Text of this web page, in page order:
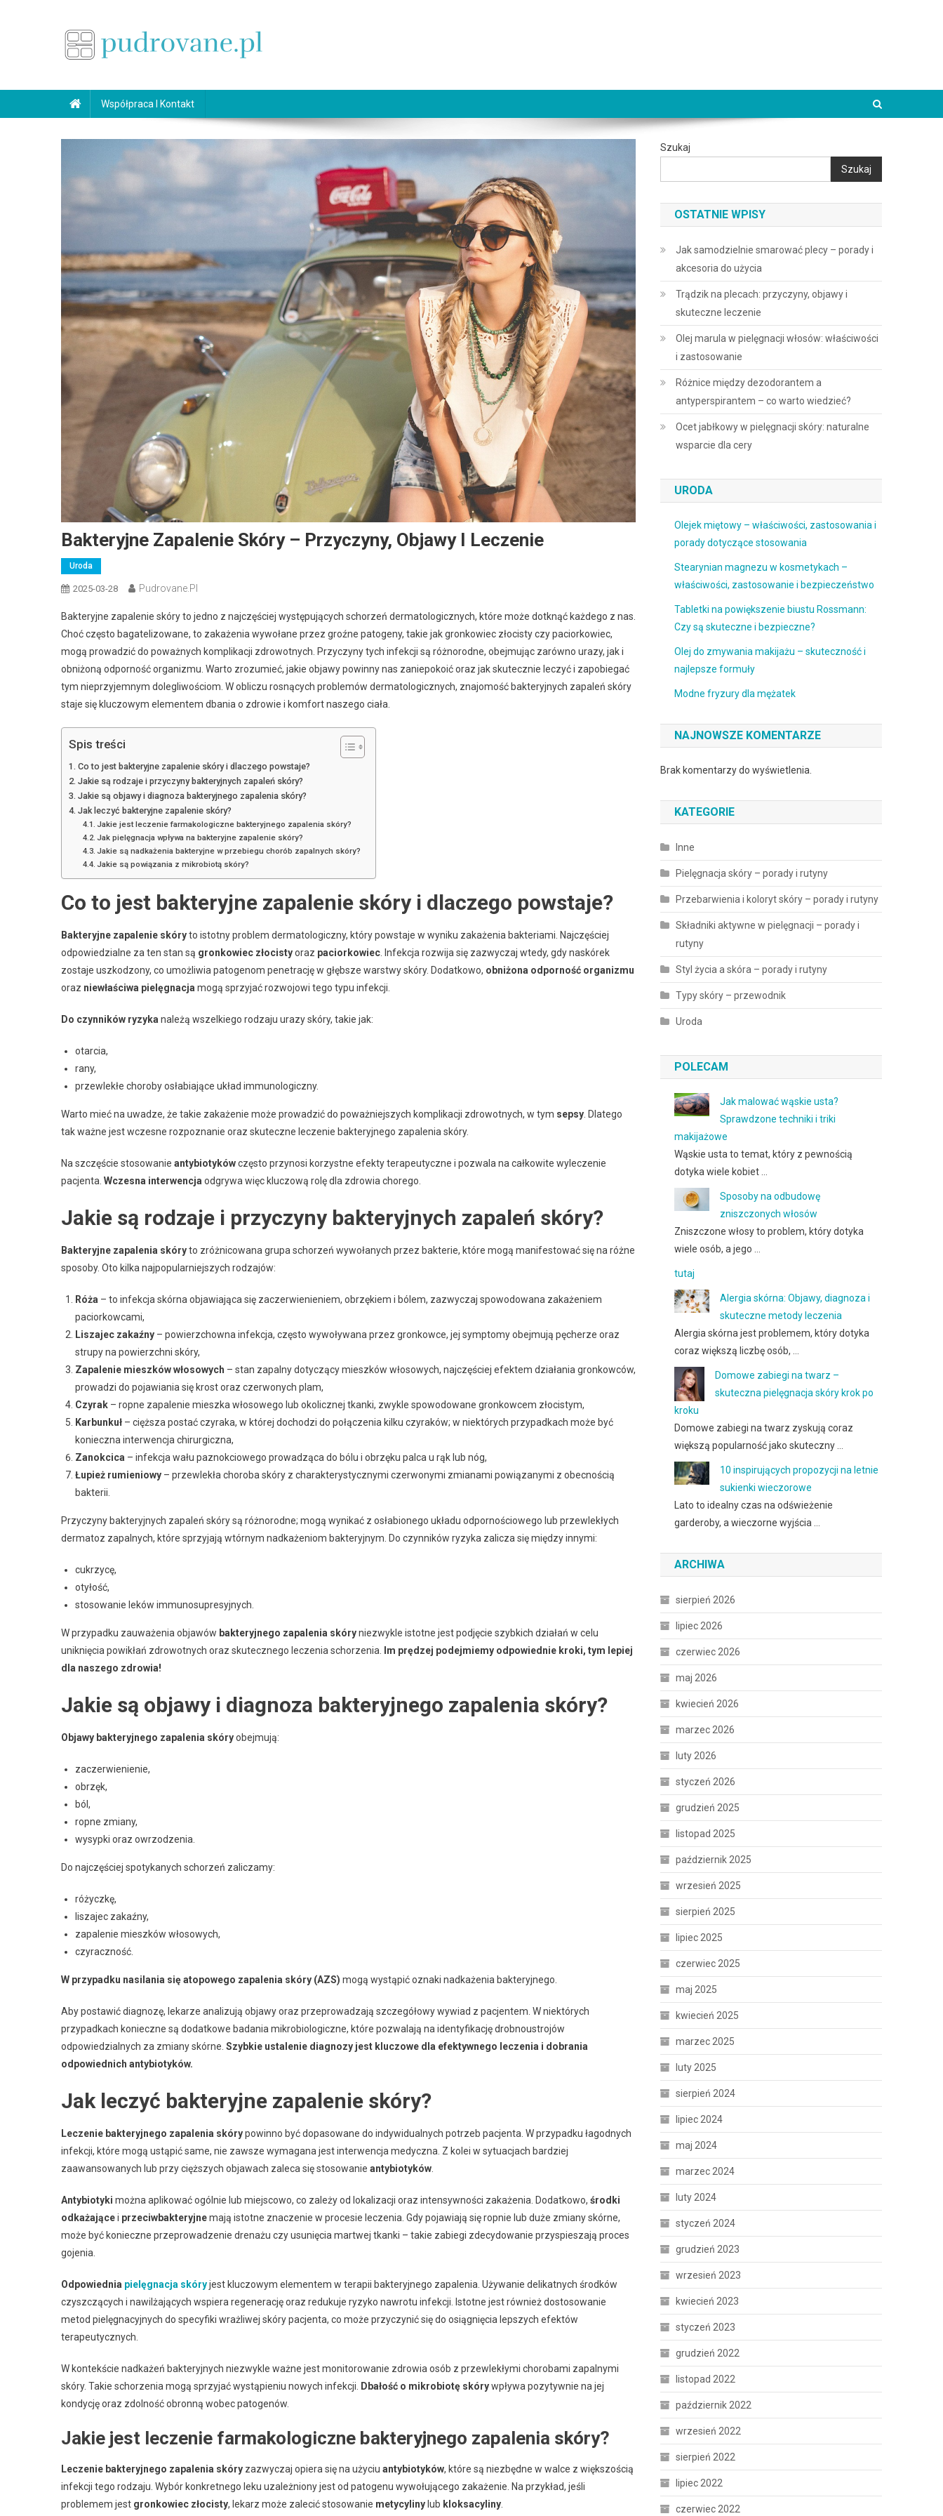
Współpraca I Kontakt
Bakteryjne Zapalenie Skóry – Przyczyny, Objawy I Leczenie
Uroda
2025-03-28 Pudrovane.pl
Bakteryjne zapalenie skóry to jedno z najczęściej występujących schorzeń dermatologicznych, które może dotknąć każdego z nas.
Choć często bagatelizowane, to zakażenia wywołane przez groźne patogeny, takie jak gronkowiec złocisty czy paciorkowiec,
mogą prowadzić do poważnych komplikacji zdrowotnych. Przyczyny tych infekcji są różnorodne, obejmując zarówno urazy, jak i
obniżoną odporność organizmu. Warto zrozumieć, jakie objawy powinny nas zaniepokoić oraz jak skutecznie leczyć i zapobiegać
tym nieprzyjemnym dolegliwościom. W obliczu rosnących problemów dermatologicznych, znajomość bakteryjnych zapaleń skóry
staje się kluczowym elementem dbania o zdrowie i komfort naszego ciała.
Spis treści
Co to jest bakteryjne zapalenie skóry i dlaczego powstaje?
Jakie są rodzaje i przyczyny bakteryjnych zapaleń skóry?
Jakie są objawy i diagnoza bakteryjnego zapalenia skóry?
Jak leczyć bakteryjne zapalenie skóry?
Jakie jest leczenie farmakologiczne bakteryjnego zapalenia skóry?
Jak pielęgnacja wpływa na bakteryjne zapalenie skóry?
Jakie są nadkażenia bakteryjne w przebiegu chorób zapalnych skóry?
Jakie są powiązania z mikrobiotą skóry?
Co to jest bakteryjne zapalenie skóry i dlaczego powstaje?
Bakteryjne zapalenie skóryto istotny problem dermatologiczny, który powstaje w wyniku zakażenia bakteriami. Najczęściej
odpowiedzialne za ten stan są gronkowiec złocistyoraz paciorkowiec. Infekcja rozwija się zazwyczaj wtedy, gdy naskórek
zostaje uszkodzony, co umożliwia patogenom penetrację w głębsze warstwy skóry. Dodatkowo, obniżona odporność organizmu
oraz niewłaściwa pielęgnacjamogą sprzyjać rozwojowi tego typu infekcji.
Do czynników ryzykanależą wszelkiego rodzaju urazy skóry, takie jak:
otarcia,
rany,
przewlekłe choroby osłabiające układ immunologiczny.
Warto mieć na uwadze, że takie zakażenie może prowadzić do poważniejszych komplikacji zdrowotnych, w tym sepsy. Dlatego
tak ważne jest wczesne rozpoznanie oraz skuteczne leczenie bakteryjnego zapalenia skóry.
Na szczęście stosowanie antybiotykówczęsto przynosi korzystne efekty terapeutyczne i pozwala na całkowite wyleczenie
pacjenta. Wczesna interwencjaodgrywa więc kluczową rolę dla zdrowia chorego.
Jakie są rodzaje i przyczyny bakteryjnych zapaleń skóry?
Bakteryjne zapalenia skóryto zróżnicowana grupa schorzeń wywołanych przez bakterie, które mogą manifestować się na różne
sposoby. Oto kilka najpopularniejszych rodzajów:
Róża – to infekcja skórna objawiająca się zaczerwienieniem, obrzękiem i bólem, zazwyczaj spowodowana zakażeniem
paciorkowcami,
Liszajec zakaźny – powierzchowna infekcja, często wywoływana przez gronkowce, jej symptomy obejmują pęcherze oraz
strupy na powierzchni skóry,
Zapalenie mieszków włosowych – stan zapalny dotyczący mieszków włosowych, najczęściej efektem działania gronkowców,
prowadzi do pojawiania się krost oraz czerwonych plam,
Czyrak – ropne zapalenie mieszka włosowego lub okolicznej tkanki, zwykle spowodowane gronkowcem złocistym,
Karbunkuł – cięższa postać czyraka, w której dochodzi do połączenia kilku czyraków; w niektórych przypadkach może być
konieczna interwencja chirurgiczna,
Zanokcica – infekcja wału paznokciowego prowadząca do bólu i obrzęku palca u rąk lub nóg,
Łupież rumieniowy – przewlekła choroba skóry z charakterystycznymi czerwonymi zmianami powiązanymi z obecnością
bakterii.
Przyczyny bakteryjnych zapaleń skóry są różnorodne; mogą wynikać z osłabionego układu odpornościowego lub przewlekłych
dermatoz zapalnych, które sprzyjają wtórnym nadkażeniom bakteryjnym. Do czynników ryzyka zalicza się między innymi:
cukrzycę,
otyłość,
stosowanie leków immunosupresyjnych.
W przypadku zauważenia objawów bakteryjnego zapalenia skóryniezwykle istotne jest podjęcie szybkich działań w celu
uniknięcia powikłań zdrowotnych oraz skutecznego leczenia schorzenia. Im prędzej podejmiemy odpowiednie kroki, tym lepiej
dla naszego zdrowia!
Jakie są objawy i diagnoza bakteryjnego zapalenia skóry?
Objawy bakteryjnego zapalenia skóryobejmują:
zaczerwienienie,
obrzęk,
ból,
ropne zmiany,
wysypki oraz owrzodzenia.
Do najczęściej spotykanych schorzeń zaliczamy:
różyczkę,
liszajec zakaźny,
zapalenie mieszków włosowych,
czyraczność.
W przypadku nasilania się atopowego zapalenia skóry (AZS) mogą wystąpić oznaki nadkażenia bakteryjnego.
Aby postawić diagnozę, lekarze analizują objawy oraz przeprowadzają szczegółowy wywiad z pacjentem. W niektórych
przypadkach konieczne są dodatkowe badania mikrobiologiczne, które pozwalają na identyfikację drobnoustrojów
odpowiedzialnych za zmiany skórne. Szybkie ustalenie diagnozy jest kluczowe dla efektywnego leczenia i dobrania
odpowiednich antybiotyków.
Jak leczyć bakteryjne zapalenie skóry?
Leczenie bakteryjnego zapalenia skórypowinno być dopasowane do indywidualnych potrzeb pacjenta. W przypadku łagodnych
infekcji, które mogą ustąpić same, nie zawsze wymagana jest interwencja medyczna. Z kolei w sytuacjach bardziej
zaawansowanych lub przy cięższych objawach zaleca się stosowanie antybiotyków.
Antybiotyki można aplikować ogólnie lub miejscowo, co zależy od lokalizacji oraz intensywności zakażenia. Dodatkowo, środki
odkażającei przeciwbakteryjnemają istotne znaczenie w procesie leczenia. Gdy pojawiają się ropnie lub duże zmiany skórne,
może być konieczne przeprowadzenie drenażu czy usunięcia martwej tkanki – takie zabiegi zdecydowanie przyspieszają proces
gojenia.
Odpowiednia pielęgnacja skóryjest kluczowym elementem w terapii bakteryjnego zapalenia. Używanie delikatnych środków
czyszczących i nawilżających wspiera regenerację oraz redukuje ryzyko nawrotu infekcji. Istotne jest również dostosowanie
metod pielęgnacyjnych do specyfiki wrażliwej skóry pacjenta, co może przyczynić się do osiągnięcia lepszych efektów
terapeutycznych.
W kontekście nadkażeń bakteryjnych niezwykle ważne jest monitorowanie zdrowia osób z przewlekłymi chorobami zapalnymi
skóry. Takie schorzenia mogą sprzyjać wystąpieniu nowych infekcji. Dbałość o mikrobiotę skórywpływa pozytywnie na jej
kondycję oraz zdolność obronną wobec patogenów.
Jakie jest leczenie farmakologiczne bakteryjnego zapalenia skóry?
Leczenie bakteryjnego zapalenia skóry zazwyczaj opiera się na użyciu antybiotyków, które są niezbędne w walce z większością
infekcji tego rodzaju. Wybór konkretnego leku uzależniony jest od patogenu wywołującego zakażenie. Na przykład, jeśli
problemem jest gronkowiec złocisty, lekarz może zalecić stosowanie metycyliny lub kloksacyliny.
Szukaj
Szukaj
OSTATNIE WPISY
Jak samodzielnie smarować plecy – porady i
akcesoria do użycia
Trądzik na plecach: przyczyny, objawy i
skuteczne leczenie
Olej marula w pielęgnacji włosów: właściwości
i zastosowanie
Różnice między dezodorantem a
antyperspirantem – co warto wiedzieć?
Ocet jabłkowy w pielęgnacji skóry: naturalne
wsparcie dla cery
URODA
Olejek miętowy – właściwości, zastosowania i
porady dotyczące stosowania
Stearynian magnezu w kosmetykach –
właściwości, zastosowanie i bezpieczeństwo
Tabletki na powiększenie biustu Rossmann:
Czy są skuteczne i bezpieczne?
Olej do zmywania makijażu – skuteczność i
najlepsze formuły
Modne fryzury dla mężatek
NAJNOWSZE KOMENTARZE
Brak komentarzy do wyświetlenia.
KATEGORIE
Inne
Pielęgnacja skóry – porady i rutyny
Przebarwienia i koloryt skóry – porady i rutyny
Składniki aktywne w pielęgnacji – porady i
rutyny
Styl życia a skóra – porady i rutyny
Typy skóry – przewodnik
Uroda
POLECAM
Jak malować wąskie usta?
Sprawdzone techniki i triki
makijażowe
Wąskie usta to temat, który z pewnością
dotyka wiele kobiet …
Sposoby na odbudowę
zniszczonych włosów
Zniszczone włosy to problem, który dotyka
wiele osób, a jego …
tutaj
Alergia skórna: Objawy, diagnoza i
skuteczne metody leczenia
Alergia skórna jest problemem, który dotyka
coraz większą liczbę osób, …
Domowe zabiegi na twarz –
skuteczna pielęgnacja skóry krok po
kroku
Domowe zabiegi na twarz zyskują coraz
większą popularność jako skuteczny …
10 inspirujących propozycji na letnie
sukienki wieczorowe
Lato to idealny czas na odświeżenie
garderoby, a wieczorne wyjścia …
ARCHIWA
sierpień 2026
lipiec 2026
czerwiec 2026
maj 2026
kwiecień 2026
marzec 2026
luty 2026
styczeń 2026
grudzień 2025
listopad 2025
październik 2025
wrzesień 2025
sierpień 2025
lipiec 2025
czerwiec 2025
maj 2025
kwiecień 2025
marzec 2025
luty 2025
sierpień 2024
lipiec 2024
maj 2024
marzec 2024
luty 2024
styczeń 2024
grudzień 2023
wrzesień 2023
kwiecień 2023
styczeń 2023
grudzień 2022
listopad 2022
październik 2022
wrzesień 2022
sierpień 2022
lipiec 2022
czerwiec 2022